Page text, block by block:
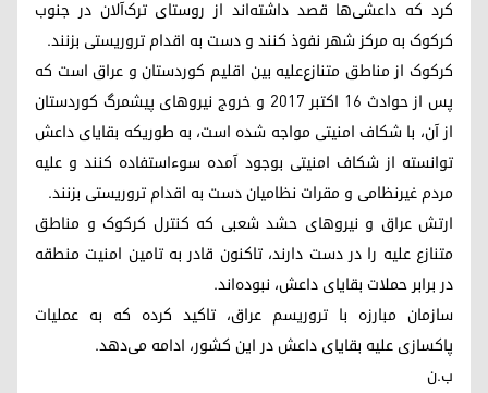
کرد که داعشی‌ها قصد داشته‌اند از روستای ترک‌آلان در جنوب
کرکوک به مرکز شهر نفوذ کنند و دست به اقدام تروریستی بزنند.
کرکوک از مناطق متنازع‌علیه بین اقلیم کوردستان و عراق است که
پس از حوادث ١٦ اکتبر ٢٠١٧ و خروج نیروهای پیشمرگ کوردستان
از آن، با شکاف امنیتی مواجه شده است، به طوریکه بقایای داعش
توانسته از شکاف امنیتی بوجود آمده سوء‌استفاده کنند و علیه
مردم غیرنظامی و مقرات نظامیان دست به اقدام تروریستی بزنند.
ارتش عراق و نیروهای حشد شعبی که کنترل کرکوک و مناطق
متنازع علیه را در دست دارند، تاکنون قادر به تامین امنیت منطقه
در برابر حملات بقایای داعش، نبوده‌اند.
سازمان مبارزه با تروریسم عراق، تاکید کرده که به عملیات
پاکسازی علیه بقایای داعش در این کشور، ادامه می‌دهد.
ب.ن